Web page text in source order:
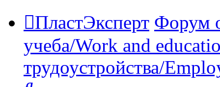
ПластЭксперт Форум
учеба/Work and
трудоустройства/